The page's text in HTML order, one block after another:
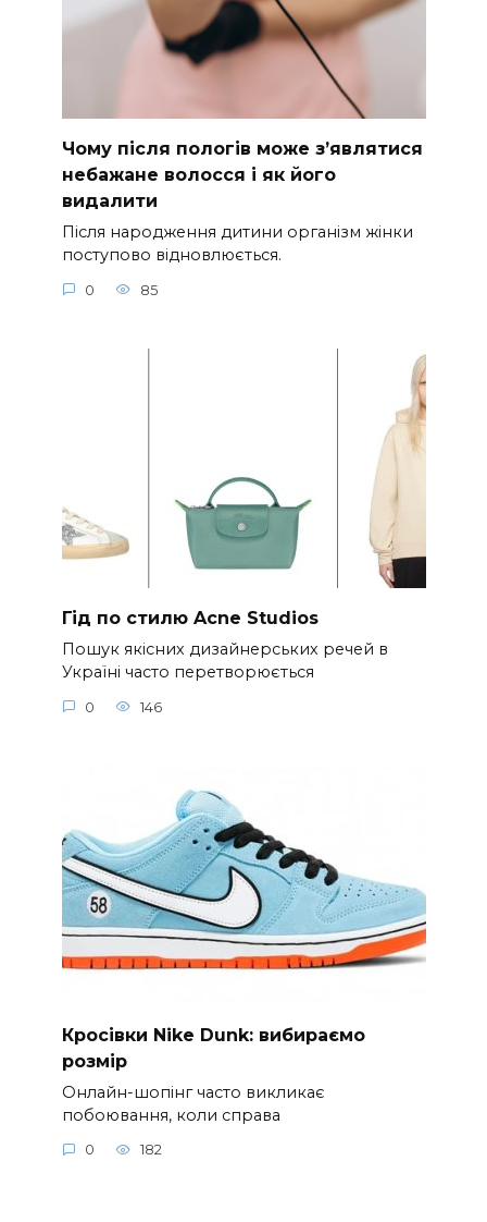
Чому після пологів може з’являтися
небажане волосся і як його
видалити
Після народження дитини організм жінки
поступово відновлюється.
0 85
Гід по стилю Acne Studios
Пошук якісних дизайнерських речей в
Україні часто перетворюється
0 146
Кросівки Nike Dunk: вибираємо
розмір
Онлайн-шопінг часто викликає
побоювання, коли справа
0 182